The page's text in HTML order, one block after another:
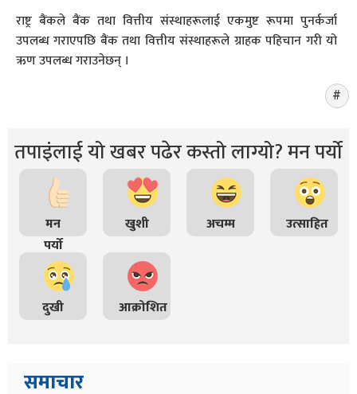
राष्ट्र बैंकले बैंक तथा वित्तीय संस्थाहरूलाई एकमुष्ट रूपमा पुनर्कर्जा
उपलब्ध गराएपछि बैंक तथा वित्तीय संस्थाहरूले ग्राहक पहिचान गरी यो
ऋण उपलब्ध गराउनेछन् ।
तपाइंलाई यो खबर पढेर कस्तो लाग्यो? मन पर्यो
मन
पर्यो
खुशी अचम्म उत्साहित
दुखी आक्रोशित
समाचार